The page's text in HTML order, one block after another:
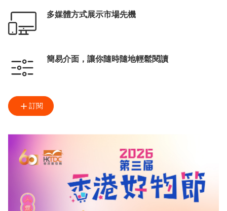
多媒體方式展示市場先機
簡易介面，讓你隨時隨地輕鬆閱讀
訂閱